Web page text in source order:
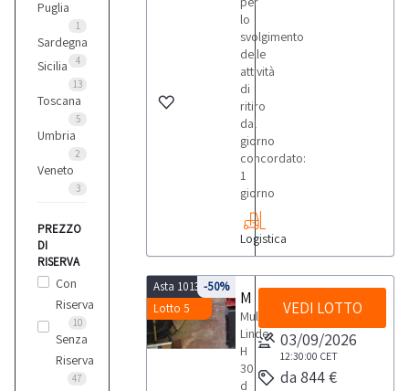
Montini
Still
Puglia
1
Sardegna
4
Sicilia
13
Toscana
5
Umbria
2
Veneto
3
PREZZO
DI
RISERVA
Con
Riserva
10
Senza
Riserva
47
lo
svolgimento
delle
attività
di
ritiro
dal
giorno
concordato:
1
giorno
Logistica
Asta 10139
Lotto 5
-50%
Muletto
Linde
H
30
d
VEDI LOTTO
03/09/2026
12:30:00 CET
da 844 €